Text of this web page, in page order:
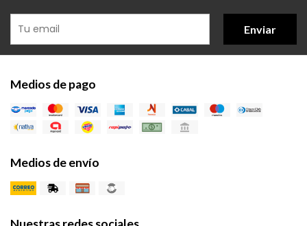
Enviar
Medios de pago
Medios de envío